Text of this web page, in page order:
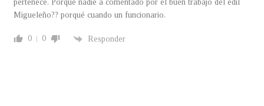
pertenece. Porqué nadie a comentado por el buen trabajo del edil
Migueleño?? porqué cuando un funcionario.
0 0 Responder